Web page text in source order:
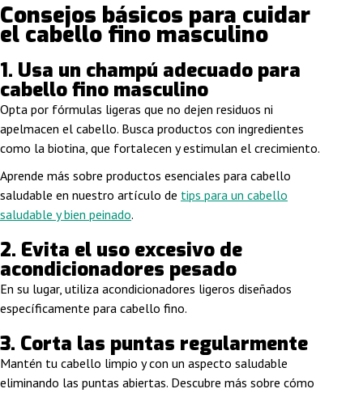
Consejos básicos para cuidar
el cabello fino masculino
1. Usa un champú adecuado para
cabello fino masculino
Opta por fórmulas ligeras que no dejen residuos ni
apelmacen el cabello. Busca productos con ingredientes
como la biotina, que fortalecen y estimulan el crecimiento.
Aprende más sobre productos esenciales para cabello
saludable en nuestro artículo de tips para un cabello
saludable y bien peinado.
2. Evita el uso excesivo de
acondicionadores pesado
En su lugar, utiliza acondicionadores ligeros diseñados
específicamente para cabello fino.
3. Corta las puntas regularmente
Mantén tu cabello limpio y con un aspecto saludable
eliminando las puntas abiertas. Descubre más sobre cómo